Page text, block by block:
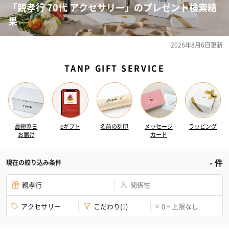
「親孝行 70代 アクセサリー」のプレゼント検索結
果
2026年8月6日更新
TANP GIFT SERVICE
最短翌日
お届け
eギフト 名前の刻印
メッセージ
カード
ラッピング
現在の絞り込み条件 -件
親孝行 関係性
アクセサリー こだわり(1) ¥ 0 ~ 上限なし